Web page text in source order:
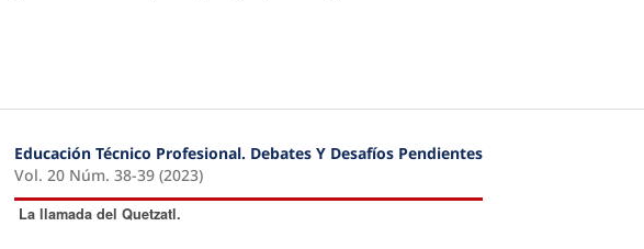
Educación Técnico Profesional. Debates Y Desafíos Pendientes
Vol. 20 Núm. 38-39 (2023)
La llamada del Quetzatl.